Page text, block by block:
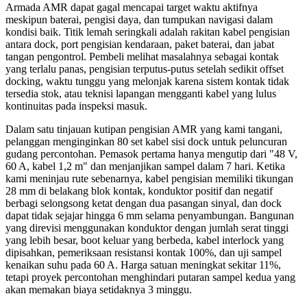
Armada AMR dapat gagal mencapai target waktu aktifnya
meskipun baterai, pengisi daya, dan tumpukan navigasi dalam
kondisi baik. Titik lemah seringkali adalah rakitan kabel pengisian
antara dock, port pengisian kendaraan, paket baterai, dan jabat
tangan pengontrol. Pembeli melihat masalahnya sebagai kontak
yang terlalu panas, pengisian terputus-putus setelah sedikit offset
docking, waktu tunggu yang melonjak karena sistem kontak tidak
tersedia stok, atau teknisi lapangan mengganti kabel yang lulus
kontinuitas pada inspeksi masuk.
Dalam satu tinjauan kutipan pengisian AMR yang kami tangani,
pelanggan menginginkan 80 set kabel sisi dock untuk peluncuran
gudang percontohan. Pemasok pertama hanya mengutip dari "48 V,
60 A, kabel 1,2 m" dan menjanjikan sampel dalam 7 hari. Ketika
kami meninjau rute sebenarnya, kabel pengisian memiliki tikungan
28 mm di belakang blok kontak, konduktor positif dan negatif
berbagi selongsong ketat dengan dua pasangan sinyal, dan dock
dapat tidak sejajar hingga 6 mm selama penyambungan. Bangunan
yang direvisi menggunakan konduktor dengan jumlah serat tinggi
yang lebih besar, boot keluar yang berbeda, kabel interlock yang
dipisahkan, pemeriksaan resistansi kontak 100%, dan uji sampel
kenaikan suhu pada 60 A. Harga satuan meningkat sekitar 11%,
tetapi proyek percontohan menghindari putaran sampel kedua yang
akan memakan biaya setidaknya 3 minggu.